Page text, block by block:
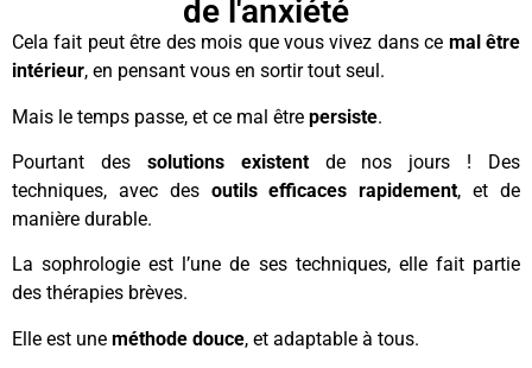
de l'anxiété
Cela fait peut être des mois que vous vivez dans ce mal être
intérieur, en pensant vous en sortir tout seul.
Mais le temps passe, et ce mal être persiste.
Pourtant des solutions existentde nos jours ! Des
techniques, avec des outils efficaces rapidement, et de
manière durable.
La sophrologie est l’une de ses techniques, elle fait partie
des thérapies brèves.
Elle est une méthode douce, et adaptable à tous.